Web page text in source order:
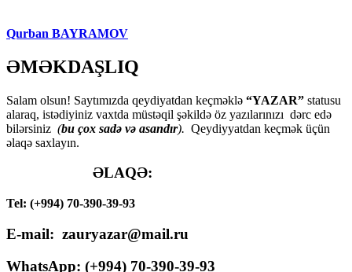
Qurban BAYRAMOV
ƏMƏKDAŞLIQ
Salam olsun! Saytımızda qeydiyatdan keçməklə “YAZAR” statusu
alaraq, istədiyiniz vaxtda müstəqil şəkildə öz yazılarınızı dərc edə
bilərsiniz (bu çox sadə və asandır). Qeydiyyatdan keçmək üçün
əlaqə saxlayın.
ƏLAQƏ:
Tel: (+994) 70-390-39-93
E-mail: zauryazar@mail.ru
WhatsApp: (+994) 70-390-39-93